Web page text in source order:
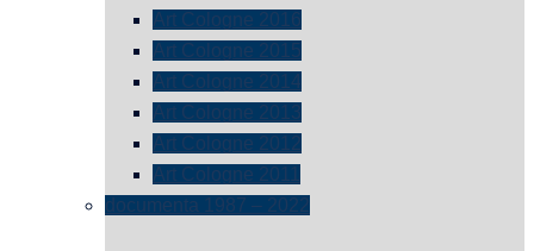
Art Cologne 2016
Art Cologne 2015
Art Cologne 2014
Art Cologne 2013
Art Cologne 2012
Art Cologne 2011
documenta 1987 – 2022